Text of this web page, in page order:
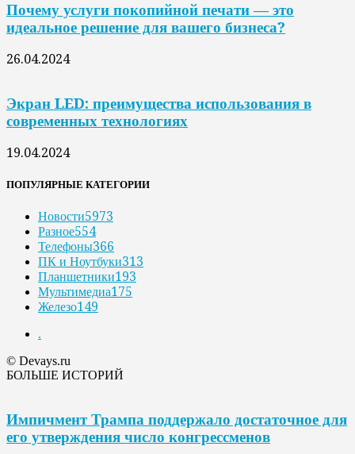
Почему услуги покопийной печати — это
идеальное решение для вашего бизнеса?
26.04.2024
Экран LED: преимущества использования в
современных технологиях
19.04.2024
ПОПУЛЯРНЫЕ КАТЕГОРИИ
Новости5973
Разное554
Телефоны366
ПК и Ноутбуки313
Планшетники193
Мультимедиа175
Железо149
.
© Devays.ru
БОЛЬШЕ ИСТОРИЙ
Импичмент Трампа поддержало достаточное для
его утверждения число конгрессменов